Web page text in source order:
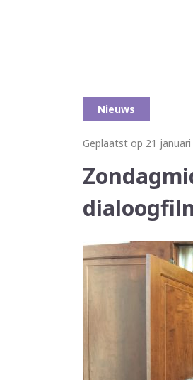
Nieuws
Geplaatst op 21 januari